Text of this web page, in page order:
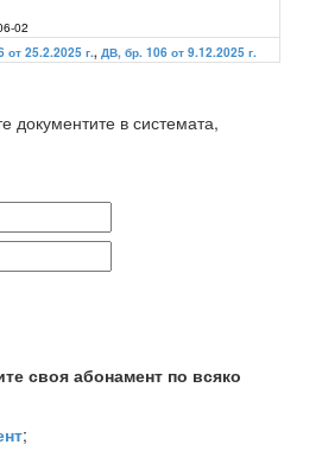
02
от 25.2.2025 г., ДВ, бр. 106 от 9.12.2025 г.
документите в системата,
своя абонамент по всяко
;